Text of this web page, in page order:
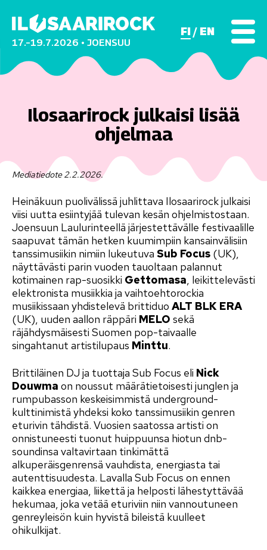
17.–19.7.2026 • JOENSUU
FI EN
Ilosaarirock julkaisi lisää
ohjelmaa
Mediatiedote 2.2.2026.
Heinäkuun puolivälissä juhlittava Ilosaarirock julkaisi
viisi uutta esiintyjää tulevan kesän ohjelmistostaan.
Joensuun Laulurinteellä järjestettävälle festivaalille
saapuvat tämän hetken kuumimpiin kansainvälisiin
tanssimusiikin nimiin lukeutuva Sub Focus (UK),
näyttävästi parin vuoden tauoltaan palannut
kotimainen rap-suosikki Gettomasa, leikittelevästi
elektronista musiikkia ja vaihtoehtorockia
musiikissaan yhdistelevä brittiduo ALT BLK ERA
(UK), uuden aallon räppäri MELO sekä
räjähdysmäisesti Suomen pop-taivaalle
singahtanut artistilupaus Minttu.
Brittiläinen DJ ja tuottaja Sub Focus eli Nick
Douwma on noussut määrätietoisesti junglen ja
rumpubasson keskeisimmistä underground-
kulttinimistä yhdeksi koko tanssimusiikin genren
eturivin tähdistä. Vuosien saatossa artisti on
onnistuneesti tuonut huippuunsa hiotun dnb-
soundinsa valtavirtaan tinkimättä
alkuperäisgenrensä vauhdista, energiasta tai
autenttisuudesta. Lavalla Sub Focus on ennen
kaikkea energiaa, liikettä ja helposti lähestyttävää
hekumaa, joka vetää eturiviin niin vannoutuneen
genreyleisön kuin hyvistä bileistä kuulleet
ohikulkijat.